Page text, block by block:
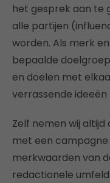
het gesprek aan te
alle partijen
worden. Als merk
bepaalde
en doelen met
verrassende ideeën
Zelf nemen wij
met een
merkwaarden van
redactionele